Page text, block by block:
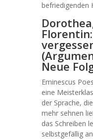
befriedigenden
Neue
Eminescus
eine
der Sprache,
mehr sehnen
das Schreiben
selbstgefällig